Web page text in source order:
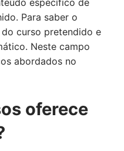
específico de
Para saber o
curso pretendido e
Neste campo
abordados no
oferece